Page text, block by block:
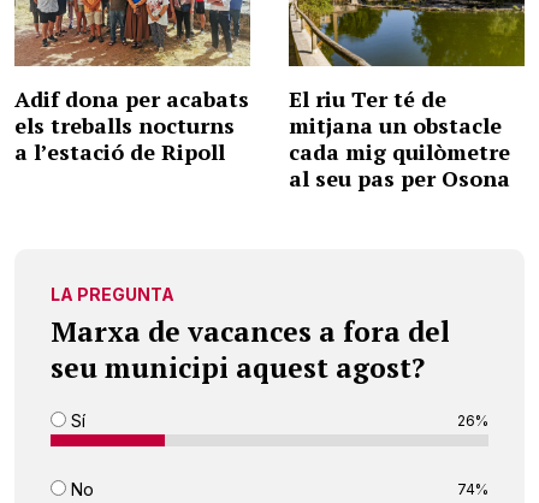
Adif dona per acabats
els treballs nocturns
a l’estació de Ripoll
El riu Ter té de
mitjana un obstacle
cada mig quilòmetre
al seu pas per Osona
LA PREGUNTA
Marxa de vacances a fora del
seu municipi aquest agost?
Sí 26%
No 74%